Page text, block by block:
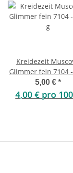
Kreidezeit
Glimmer fein 7104
g
5,00 € *
4,00 € pro